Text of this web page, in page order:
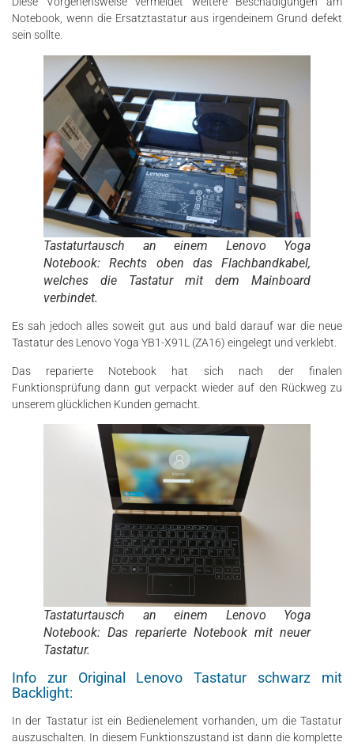
Notebook, wenn die Ersatztastatur aus irgendeinem Grund defekt
sein sollte.
Tastaturtausch an einem Lenovo Yoga
Notebook: Rechts oben das Flachbandkabel,
welches die Tastatur mit dem Mainboard
verbindet.
Es sah jedoch alles soweit gut aus und bald darauf war die neue
Tastatur des Lenovo Yoga YB1-X91L (ZA16) eingelegt und verklebt.
Das reparierte Notebook hat sich nach der finalen
Funktionsprüfung dann gut verpackt wieder auf den Rückweg zu
unserem glücklichen Kunden gemacht.
Tastaturtausch an einem Lenovo Yoga
Notebook: Das reparierte Notebook mit neuer
Tastatur.
Info zur Original Lenovo Tastatur schwarz mit
Backlight:
In der Tastatur ist ein Bedienelement vorhanden, um die Tastatur
auszuschalten. In diesem Funktionszustand ist dann die komplette